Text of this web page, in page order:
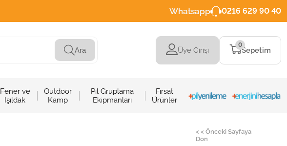
Whatsapp 0216 629 90 40
Ara Üye Girişi Sepetim
0
Fener ve
Işıldak
Outdoor
Kamp
Pil Gruplama
Ekipmanları
Fırsat
Ürünler
< < Önceki Sayfaya
Dön